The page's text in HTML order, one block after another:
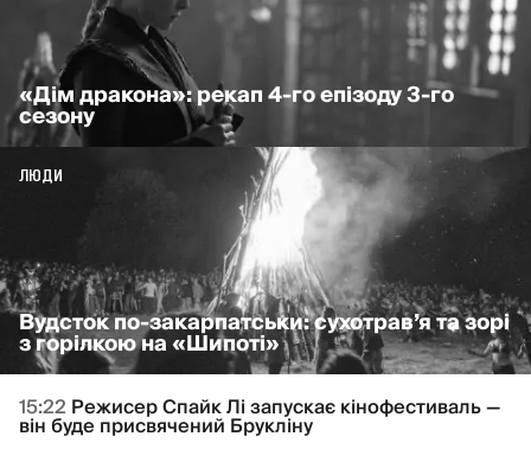
15:22Режисер Спайк Лі запускає кінофестиваль —
він буде присвячений Брукліну
«Дім дракона»: рекап 4-го епізоду 3-го
сезону
Вудсток по-закарпатськи: сухотрав’я та зорі
з горілкою на «Шипоті»
ЛЮДИ